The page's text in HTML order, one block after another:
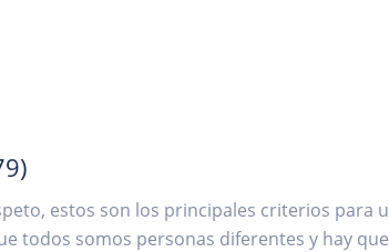
estos son los principales criterios para
todos somos personas diferentes y hay